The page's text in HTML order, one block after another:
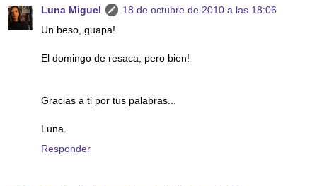
Luna Miguel
18 de octubre de 2010 a las 18:06
Un beso, guapa!
El domingo de resaca, pero bien!
Gracias a ti por tus palabras...
Luna.
Responder